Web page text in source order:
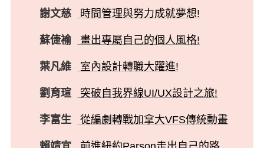
謝文慈 時間管理與努力成就夢想!
蘇倢褕 畫出專屬自己的個人風格!
葉凡維 室內設計轉職大躍進!
劉育瑄 突破自我界線UI/UX設計之旅!
李富生 從編劇轉戰加拿大VFS傳統動畫